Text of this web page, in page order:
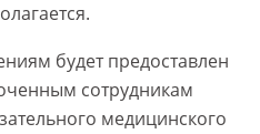
будет предоставлен
сотрудникам
медицинского